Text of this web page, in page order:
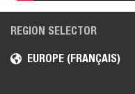
REGION SELECTOR
EUROPE (FRANÇAIS)